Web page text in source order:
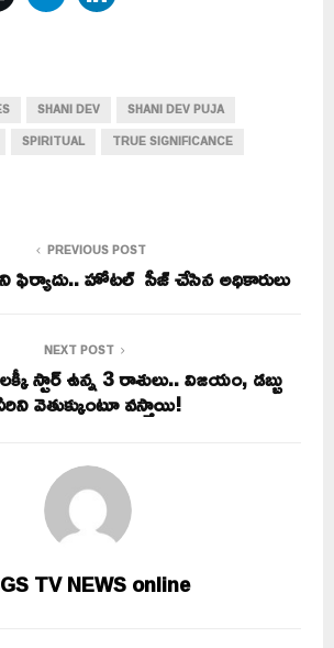
SHANI DEV
SHANI DEV PUJA
SPIRITUAL
TRUE SIGNIFICANCE
PREVIOUS POST
ఫిర్యాదు.. హోటల్ సీజ్ చేసిన అధికారులు
NEXT POST
స్టార్ ఉన్న 3 రాశులు.. విజయం, డబ్బు
వెతుక్కుంటూ వస్తాయి!
TV NEWS online